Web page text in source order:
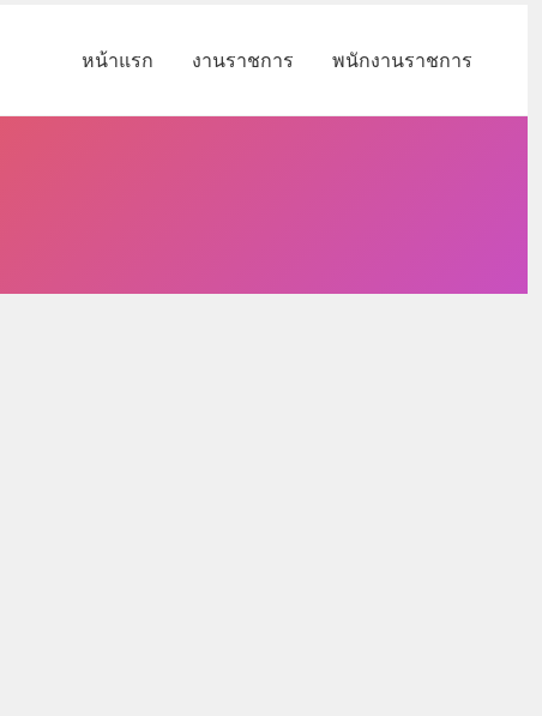
หน้าแรก งานราชการ พนักงานราชการ